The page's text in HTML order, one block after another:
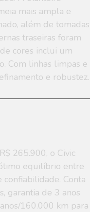
mais ampla e
além de tomadas
traseiras foram
cores inclui um
Com linhas limpas e
e robustez.
265.900, o Civic
equilíbrio entre
confiabilidade. Conta
garantia de 3 anos
160.000 km para